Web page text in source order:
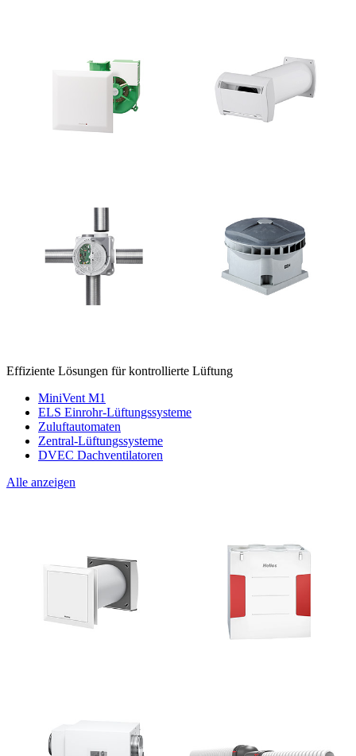
Effiziente Lösungen für kontrollierte Lüftung
MiniVent M1
ELS Einrohr-Lüftungssysteme
Zuluftautomaten
Zentral-Lüftungssysteme
DVEC Dachventilatoren
Alle anzeigen